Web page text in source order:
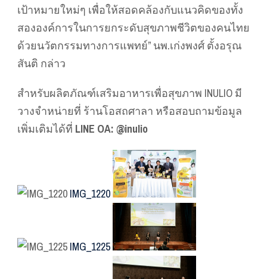
เป้าหมายใหม่ๆ เพื่อให้สอดคล้องกับแนวคิดของทั้ง
สององค์การในการยกระดับสุขภาพชีวิตของคนไทย
ด้วยนวัตกรรมทางการแพทย์” นพ.เก่งพงศ์ ตั้งอรุณ
สันติ กล่าว
สำหรับผลิตภัณฑ์เสริมอาหารเพื่อสุขภาพ INULIO มี
วางจำหน่ายที่ ร้านโอสถศาลา หรือสอบถามข้อมูล
เพิ่มเติมได้ที่ LINE OA: @inulio
IMG_1220
IMG_1225